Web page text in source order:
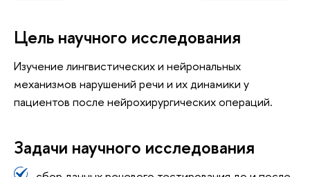
Цель научного исследования
Изучение лингвистических и нейрональных
механизмов нарушений речи и их динамики у
пациентов после нейрохирургических операций.
Задачи научного исследования